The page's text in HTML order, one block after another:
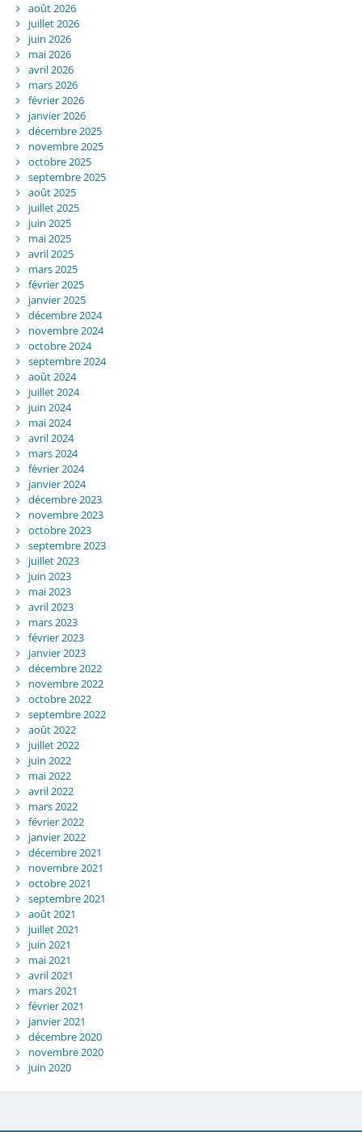
août 2026
juillet 2026
juin 2026
mai 2026
avril 2026
mars 2026
février 2026
janvier 2026
décembre 2025
novembre 2025
octobre 2025
septembre 2025
août 2025
juillet 2025
juin 2025
mai 2025
avril 2025
mars 2025
février 2025
janvier 2025
décembre 2024
novembre 2024
octobre 2024
septembre 2024
août 2024
juillet 2024
juin 2024
mai 2024
avril 2024
mars 2024
février 2024
janvier 2024
décembre 2023
novembre 2023
octobre 2023
septembre 2023
juillet 2023
juin 2023
mai 2023
avril 2023
mars 2023
février 2023
janvier 2023
décembre 2022
novembre 2022
octobre 2022
septembre 2022
août 2022
juillet 2022
juin 2022
mai 2022
avril 2022
mars 2022
février 2022
janvier 2022
décembre 2021
novembre 2021
octobre 2021
septembre 2021
août 2021
juillet 2021
juin 2021
mai 2021
avril 2021
mars 2021
février 2021
janvier 2021
décembre 2020
novembre 2020
juin 2020